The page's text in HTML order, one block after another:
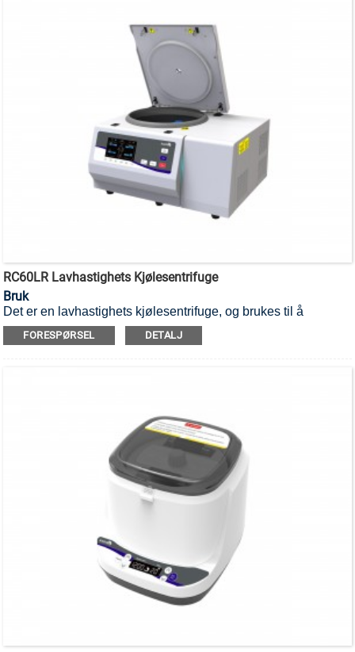
RC60LR Lavhastighets Kjølesentrifuge
Bruk
Det er en lavhastighets kjølesentrifuge, og brukes til å
separere forskjellige komponenter i en blanding.
FORESPØRSEL DETALJ